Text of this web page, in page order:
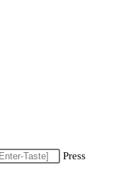
Press